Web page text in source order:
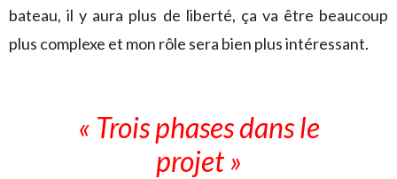
bateau, il y aura plus de liberté, ça va être beaucoup
plus complexe et mon rôle sera bien plus intéressant.
« Trois phases dans le
projet »